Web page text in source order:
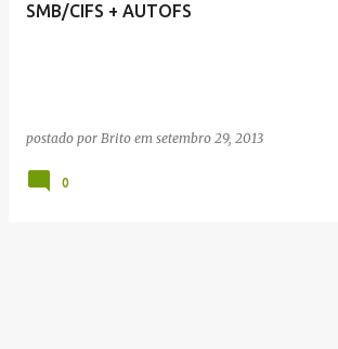
SMB/CIFS + AUTOFS
postado por Brito em setembro 29, 2013
0